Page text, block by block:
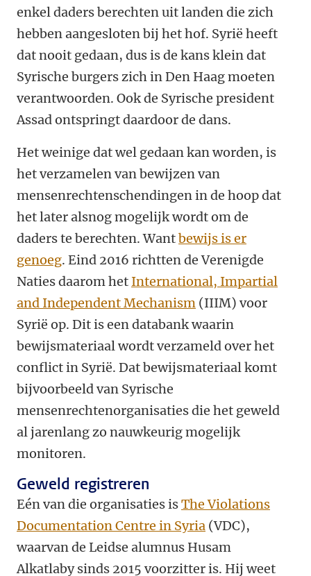
enkel daders berechten uit landen die zich
hebben aangesloten bij het hof. Syrië heeft
dat nooit gedaan, dus is de kans klein dat
Syrische burgers zich in Den Haag moeten
verantwoorden. Ook de Syrische president
Assad ontspringt daardoor de dans.
Het weinige dat wel gedaan kan worden, is
het verzamelen van bewijzen van
mensenrechtenschendingen in de hoop dat
het later alsnog mogelijk wordt om de
daders te berechten. Wantbewijs is er
genoeg. Eind 2016 richtten de Verenigde
Naties daarom het International, Impartial
and Independent Mechanism (IIIM) voor
Syrië op. Dit is een databank waarin
bewijsmateriaal wordt verzameld over het
conflict in Syrië. Dat bewijsmateriaal komt
bijvoorbeeld van Syrische
mensenrechtenorganisaties die het geweld
al jarenlang zo nauwkeurig mogelijk
monitoren.
Geweld registreren
Eén van die organisaties isThe Violations
Documentation Centre in Syria (VDC),
waarvan de Leidse alumnus Husam
Alkatlaby sinds 2015 voorzitter is. Hij weet